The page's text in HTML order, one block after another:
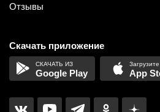
Отзывы
Скачать приложение
Google Play App